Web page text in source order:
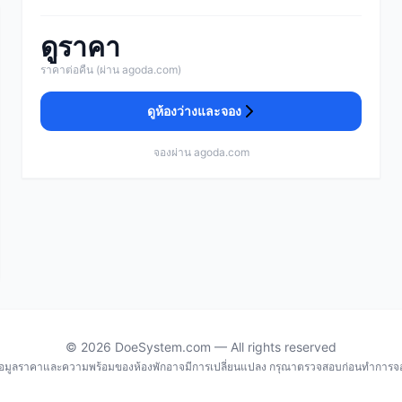
ดูราคา
ราคาต่อคืน (ผ่าน agoda.com)
ดูห้องว่างและจอง
จองผ่าน agoda.com
© 2026 DoeSystem.com — All rights reserved
มูลราคาและความพร้อมของห้องพักอาจมีการเปลี่ยนแปลง กรุณาตรวจสอบก่อนทำการจ